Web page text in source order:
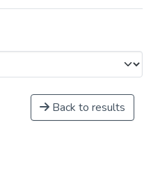
Back to results